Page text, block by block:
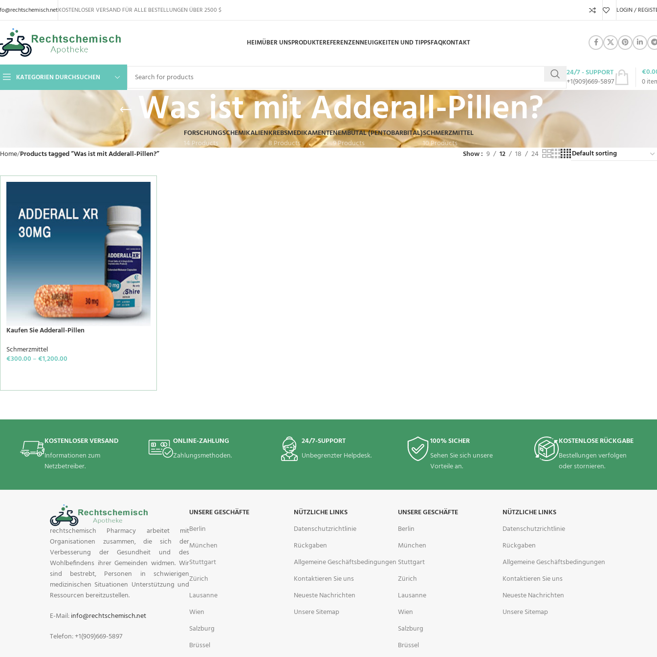
KOSTENLOSER VERSAND FÜR ALLE BESTELLUNGEN ÜBER 2500 $ LOGIN /
HEIMÜBER UNSPRODUKTEREFERENZENNEUIGKEITEN UND TIPPSFAQKONTAKT
KATEGORIEN DURCHSUCHEN
24/7 - SUPPORT
+1(909)669-5897
0
€
Was ist mit Adderall-Pillen?
FORSCHUNGSCHEMIKALIEN
14 Products
KREBSMEDIKAMENTE
8 Products
NEMBUTAL (PENTOBARBITAL)
9 Products
SCHMERZMITTEL
10 Products
Home Products tagged “Was ist mit Adderall-Pillen?” Show 9 12 18 24
Kaufen Sie Adderall-Pillen
Schmerzmittel
€300.00–€1,200.00
KOSTENLOSER VERSAND
Informationen zum
Netzbetreiber.
ONLINE-ZAHLUNG
Zahlungsmethoden.
24/7-SUPPORT
Unbegrenzter Helpdesk.
100% SICHER
Sehen Sie sich unsere
Vorteile an.
KOSTENLOSE RÜCKGABE
Bestellungen verfolgen
oder stornieren.
UNSERE GESCHÄFTE
Berlin
München
Stuttgart
Zürich
Lausanne
Wien
Salzburg
Brüssel
NÜTZLICHE LINKS
Datenschutzrichtlinie
Rückgaben
Allgemeine Geschäftsbedingungen
Kontaktieren Sie uns
Neueste Nachrichten
Unsere Sitemap
UNSERE GESCHÄFTE
Berlin
München
Stuttgart
Zürich
Lausanne
Wien
Salzburg
Brüssel
NÜTZLICHE LINKS
Datenschutzrichtlinie
Rückgaben
Allgemeine Geschäftsbedingungen
Kontaktieren Sie uns
Neueste Nachrichten
Unsere Sitemap
rechtschemisch Pharmacy arbeitet mit
Organisationen zusammen, die sich der
Verbesserung der Gesundheit und des
Wohlbefindens ihrer Gemeinden widmen. Wir
sind bestrebt, Personen in schwierigen
medizinischen Situationen Unterstützung und
Ressourcen bereitzustellen.
E-Mail:info@rechtschemisch.net
Telefon: +1(909)669-5897